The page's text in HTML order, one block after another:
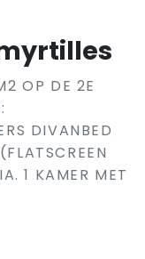
OP DE 2E
DIVANBED
1 KAMER MET